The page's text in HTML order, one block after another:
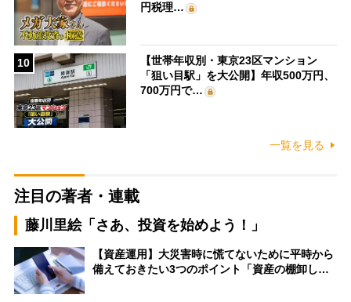
円税理…
10
【世帯年収別・東京23区マンション
「狙い目駅」を大公開】年収500万円、
700万円で…
一覧を見る
注目の著者・連載
藤川里絵「さあ、投資を始めよう！」
【資産運用】大災害時に慌てないために平時から
備えておきたい3つのポイント「資産の棚卸し…